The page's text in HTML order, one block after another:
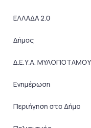
ΕΛΛΑΔΑ 2.0
Δήμος
Δ.Ε.Υ.Α. ΜΥΛΟΠΟΤΑΜΟΥ
Ενημέρωση
Περιήγηση στο Δήμο